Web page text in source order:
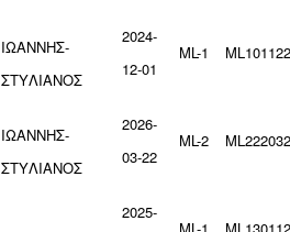
ΙΩΑΝΝΗΣ-
ΣΤΥΛΙΑΝΟΣ
2024-
12-01
ML-1
ΙΩΑΝΝΗΣ-
ΣΤΥΛΙΑΝΟΣ
2026-
03-22
ML-2
2025-